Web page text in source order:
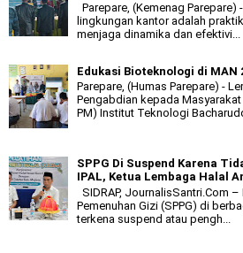
Parepare, (Kemenag
lingkungan kantor adalah
menjaga dinamika dan efektivi...
Edukasi Bioteknologi di MAN
Parepare, (Humas Parepare) -
Pengabdian kepada Masyarakat
PM) Institut Teknologi
SPPG Di Suspend Karena
IPAL, Ketua Lembaga Halal
SIDRAP, JournalisSantri.Com
Pemenuhan Gizi (SPPG) di
terkena suspend atau pengh...